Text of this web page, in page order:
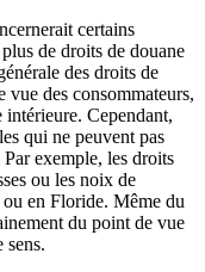
certains
de droits de douane
des droits de
vue des consommateurs,
Cependant,
qui ne peuvent pas
Par exemple, les droits
ou les noix de
en Floride. Même du
du point de vue
sens.